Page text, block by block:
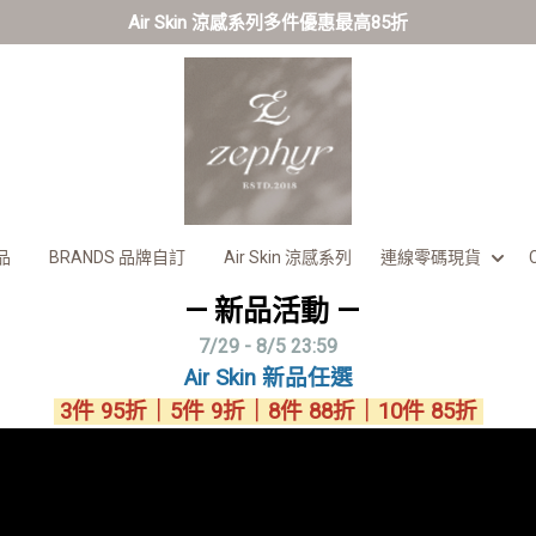
Air Skin 涼感系列多件優惠最高85折
BRANDS 品牌自訂 Air Skin 涼感系列 連線零碼現貨
— 新品活動 —
7/29 - 8/5 23:59
Air Skin 新品任選
3件 95折｜ 5件 9折｜ 8件 88折｜ 10件 85折